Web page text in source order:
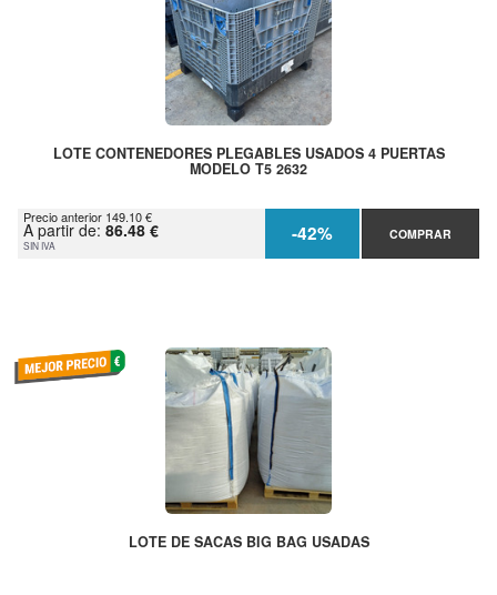
LOTE CONTENEDORES PLEGABLES USADOS 4 PUERTAS
MODELO T5 2632
Precio anterior 149.10 €
A partir de: 86.48 €
SIN IVA -42% COMPRAR
LOTE DE SACAS BIG BAG USADAS